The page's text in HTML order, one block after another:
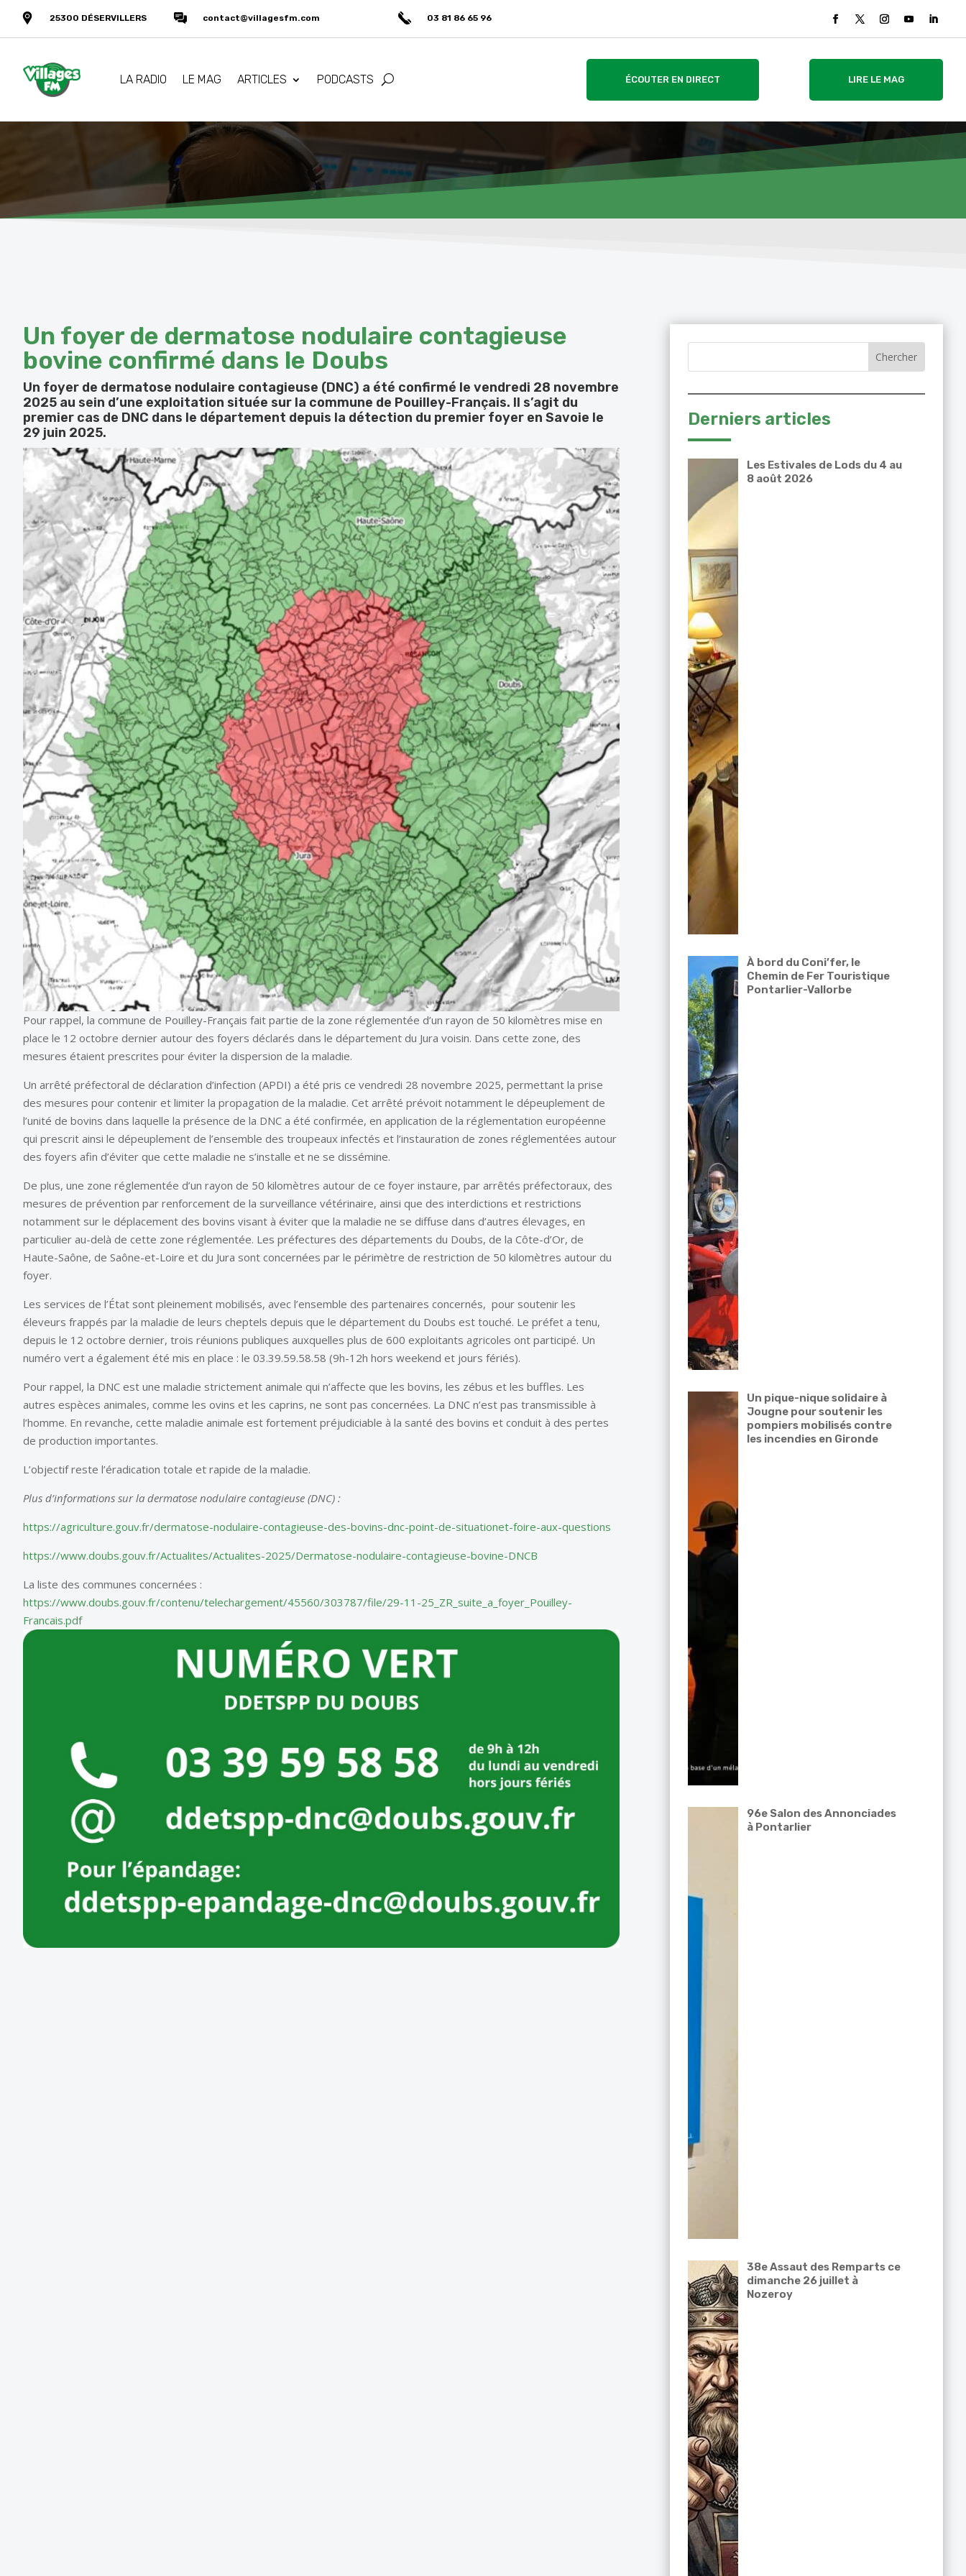
25300 DÉSERVILLERS contact@villagesfm.com 03 81 86 65 96
LA RADIO LE MAG ARTICLES PODCASTS ÉCOUTER EN DIRECT LIRE LE MAG
Un foyer de dermatose nodulaire contagieuse
bovine confirmé dans le Doubs
Un foyer de dermatose nodulaire contagieuse (DNC) a été confirmé le vendredi 28 novembre
2025 au sein d’une exploitation située sur la commune de Pouilley-Français. Il s’agit du
premier cas de DNC dans le département depuis la détection du premier foyer en Savoie le
29 juin 2025.
Pour rappel, la commune de Pouilley-Français fait partie de la zone réglementée d’un rayon de 50 kilomètres mise en
place le 12 octobre dernier autour des foyers déclarés dans le département du Jura voisin. Dans cette zone, des
mesures étaient prescrites pour éviter la dispersion de la maladie.
Un arrêté préfectoral de déclaration d’infection (APDI) a été pris ce vendredi 28 novembre 2025, permettant la prise
des mesures pour contenir et limiter la propagation de la maladie. Cet arrêté prévoit notamment le dépeuplement de
l’unité de bovins dans laquelle la présence de la DNC a été confirmée, en application de la réglementation européenne
qui prescrit ainsi le dépeuplement de l’ensemble des troupeaux infectés et l’instauration de zones réglementées autour
des foyers afin d’éviter que cette maladie ne s’installe et ne se dissémine.
De plus, une zone réglementée d’un rayon de 50 kilomètres autour de ce foyer instaure, par arrêtés préfectoraux, des
mesures de prévention par renforcement de la surveillance vétérinaire, ainsi que des interdictions et restrictions
notamment sur le déplacement des bovins visant à éviter que la maladie ne se diffuse dans d’autres élevages, en
particulier au-delà de cette zone réglementée. Les préfectures des départements du Doubs, de la Côte-d’Or, de
Haute-Saône, de Saône-et-Loire et du Jura sont concernées par le périmètre de restriction de 50 kilomètres autour du
foyer.
Les services de l’État sont pleinement mobilisés, avec l’ensemble des partenaires concernés, pour soutenir les
éleveurs frappés par la maladie de leurs cheptels depuis que le département du Doubs est touché. Le préfet a tenu,
depuis le 12 octobre dernier, trois réunions publiques auxquelles plus de 600 exploitants agricoles ont participé. Un
numéro vert a également été mis en place : le 03.39.59.58.58 (9h-12h hors weekend et jours fériés).
Pour rappel, la DNC est une maladie strictement animale qui n’affecte que les bovins, les zébus et les buffles. Les
autres espèces animales, comme les ovins et les caprins, ne sont pas concernées. La DNC n’est pas transmissible à
l’homme. En revanche, cette maladie animale est fortement préjudiciable à la santé des bovins et conduit à des pertes
de production importantes.
L’objectif reste l’éradication totale et rapide de la maladie.
Plus d’informations sur la dermatose nodulaire contagieuse (DNC) :
https://agriculture.gouv.fr/dermatose-nodulaire-contagieuse-des-bovins-dnc-point-de-situationet-foire-aux-questions
https://www.doubs.gouv.fr/Actualites/Actualites-2025/Dermatose-nodulaire-contagieuse-bovine-DNCB
La liste des communes concernées :
https://www.doubs.gouv.fr/contenu/telechargement/45560/303787/file/29-11-25_ZR_suite_a_foyer_Pouilley-
Francais.pdf
Derniers articles
Les Estivales de Lods du 4 au
8 août 2026
À bord du Coni’fer, le
Chemin de Fer Touristique
Pontarlier-Vallorbe
Un pique-nique solidaire à
Jougne pour soutenir les
pompiers mobilisés contre
les incendies en Gironde
96e Salon des Annonciades
à Pontarlier
38e Assaut des Remparts ce
dimanche 26 juillet à
Nozeroy